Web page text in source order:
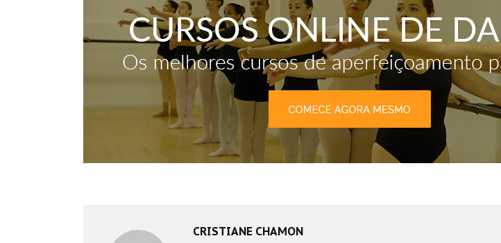
CRISTIANE CHAMON